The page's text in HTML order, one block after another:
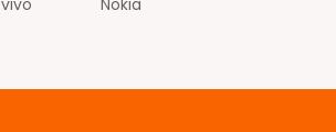
vivo
Nokia